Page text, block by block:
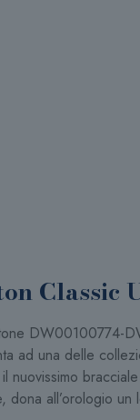
Classic
ad una delle
nuovissimo
dona all’orologio